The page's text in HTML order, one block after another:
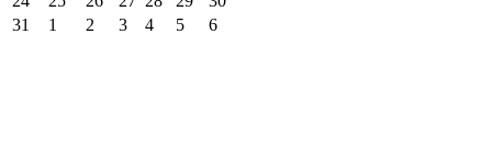
31
1 2 3 4 5 6